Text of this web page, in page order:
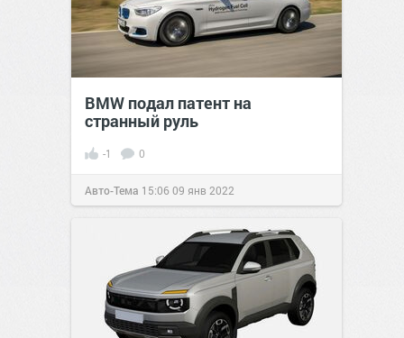
BMW подал патент на
странный руль
-1 0
Авто-Тема 15:0609 янв 2022